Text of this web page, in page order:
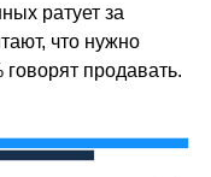
ратует за
что нужно
продавать.